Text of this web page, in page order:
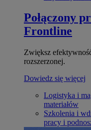
Połączony
Frontline
Zwiększ
rozszerzonej.
Dowiedz się więcej
Logistyka i
materiałów
Szkolenia i
pracy i